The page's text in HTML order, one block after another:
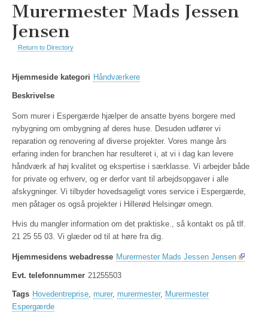
Murermester Mads Jessen
Jensen
Return to Directory
Hjemmeside kategori Håndværkere
Beskrivelse
Som murer i Espergærde hjælper de ansatte byens borgere med
nybygning om ombygning af deres huse. Desuden udfører vi
reparation og renovering af diverse projekter. Vores mange års
erfaring inden for branchen har resulteret i, at vi i dag kan levere
håndværk af høj kvalitet og ekspertise i særklasse. Vi arbejder både
for private og erhverv, og er derfor vant til arbejdsopgaver i alle
afskygninger. Vi tilbyder hovedsageligt vores service i Espergærde,
men påtager os også projekter i Hillerød Helsingør omegn.
Hvis du mangler information om det praktiske., så kontakt os på tlf.
21 25 55 03. Vi glæder od til at høre fra dig.
Hjemmesidens webadresse Murermester Mads Jessen Jensen
Evt. telefonnummer 21255503
Tags Hovedentreprise murer, murermester,
Murermester
Espergærde